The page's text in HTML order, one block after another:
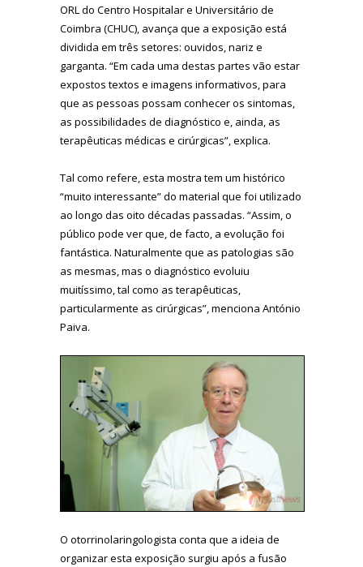
ORL do Centro Hospitalar e Universitário de
Coimbra (CHUC), avança que a exposição está
dividida em três setores: ouvidos, nariz e
garganta. “Em cada uma destas partes vão estar
expostos textos e imagens informativos, para
que as pessoas possam conhecer os sintomas,
as possibilidades de diagnóstico e, ainda, as
terapêuticas médicas e cirúrgicas”, explica.
Tal como refere, esta mostra tem um histórico
“muito interessante” do material que foi utilizado
ao longo das oito décadas passadas. “Assim, o
público pode ver que, de facto, a evolução foi
fantástica. Naturalmente que as patologias são
as mesmas, mas o diagnóstico evoluiu
muitíssimo, tal como as terapêuticas,
particularmente as cirúrgicas”, menciona António
Paiva.
O otorrinolaringologista conta que a ideia de
organizar esta exposição surgiu após a fusão